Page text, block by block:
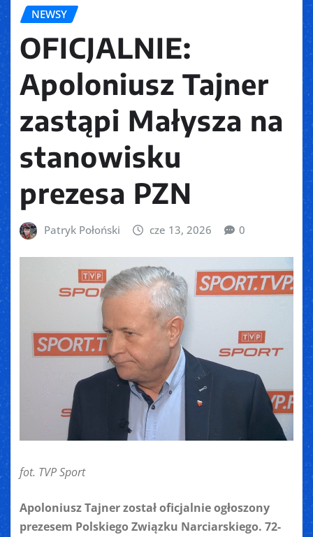
NEWSY
OFICJALNIE:
Apoloniusz Tajner
zastąpi Małysza na
stanowisku
prezesa PZN
Patryk Połoński cze 13, 2026 0
fot. TVP Sport
Apoloniusz Tajner został oficjalnie ogłoszony
prezesem Polskiego Związku Narciarskiego. 72-